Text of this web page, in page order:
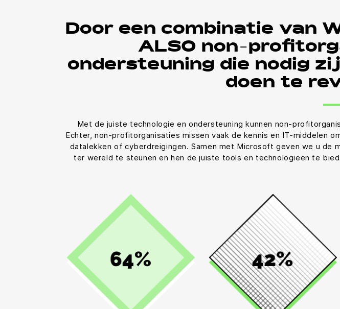
Door een combinatie van
ALSO non-
ondersteuning die nodig
doen te
Met de juiste technologie en ondersteuning kunnen non-
Echter, non-profitorganisaties missen vaak de kennis en IT-middelen
datalekken of cyberdreigingen. Samen met Microsoft geven we u
ter wereld te steunen en hen de juiste tools en technologieën te